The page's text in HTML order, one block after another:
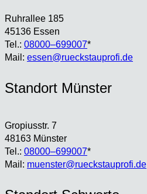
Ruhr­al­lee 185
45136 Essen
Tel.: 08000–699007*
Mail: essen@rueckstauprofi.de
Stand­ort Müns­ter
Gro­pi­us­str. 7
48163 Müns­ter
Tel.: 08000–699007*
Mail: muenster@rueckstauprofi.de